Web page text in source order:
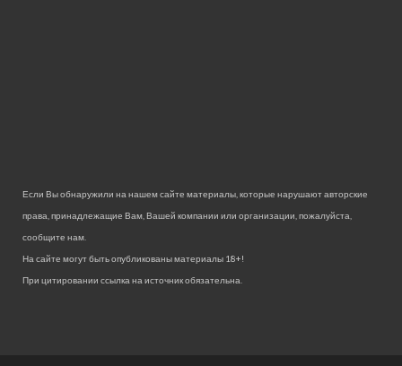
Если Вы обнаружили на нашем сайте материалы, которые нарушают авторские
права, принадлежащие Вам, Вашей компании или организации, пожалуйста,
сообщите нам.
На сайте могут быть опубликованы материалы 18+!
При цитировании ссылка на источник обязательна.